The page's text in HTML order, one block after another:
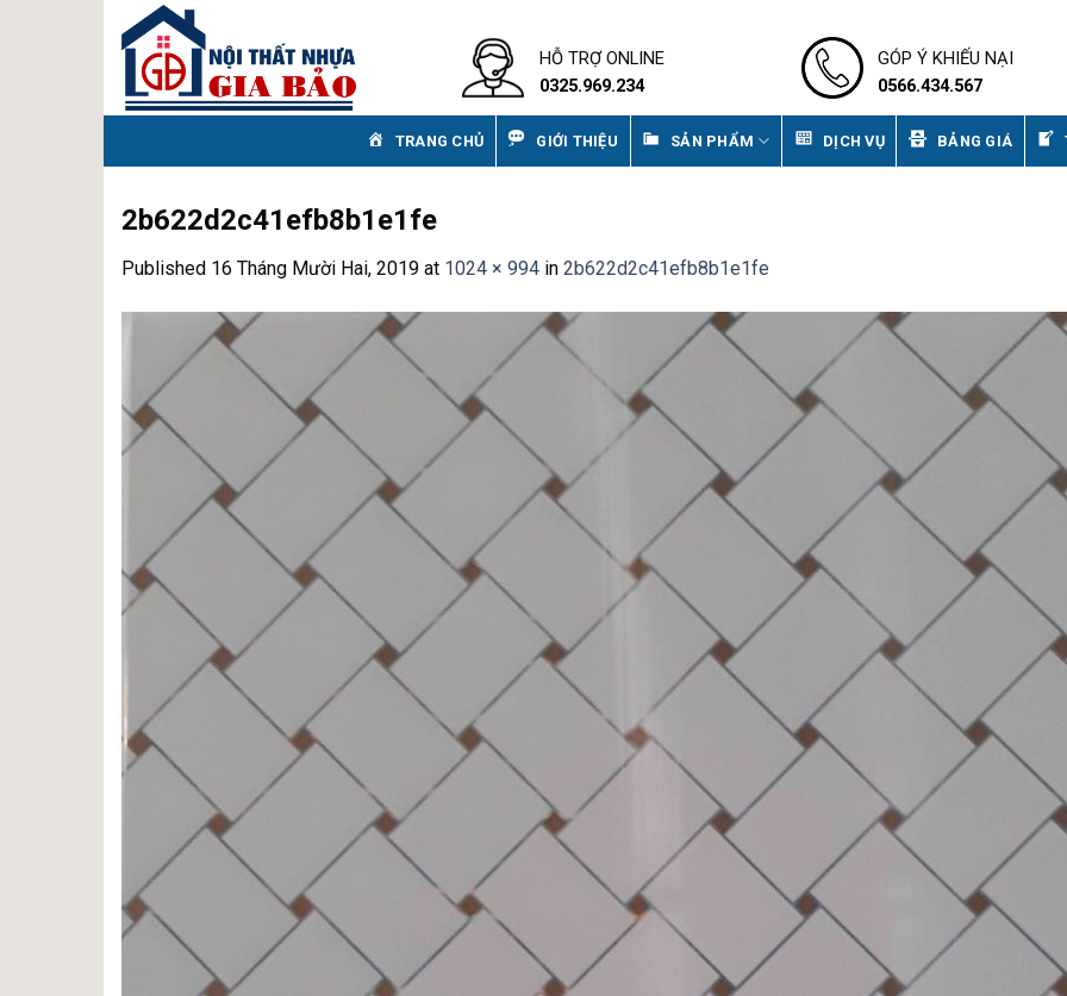
content
HỖ TRỢ ONLINE
0325.969.234
GÓP Ý KHIẾU NẠI
0566.434.567
TRANG CHỦ GIỚI THIỆU SẢN PHẨM DỊCH VỤ BẢNG GIÁ
2b622d2c41efb8b1e1fe
Published 16 Tháng Mười Hai, 2019 at 1024 × 994 in 2b622d2c41efb8b1e1fe